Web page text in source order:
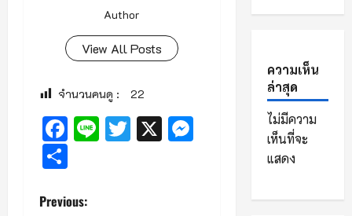
Author
View All Posts
จำนวนคนดู : 22
Facebook
LineTwitter
X
Messenger
P
Previous:
ความเห็น
ล่าสุด
ไม่มีความ
เห็นที่จะ
แสดง